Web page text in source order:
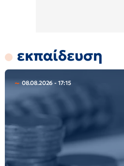
εκπαίδευση
08.08.2026 - 17:15